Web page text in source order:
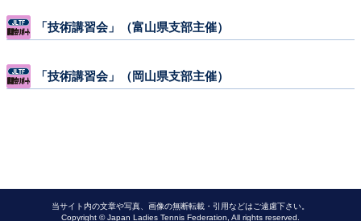
「技術講習会」（富山県支部主催）
「技術講習会」（岡山県支部主催）
当サイト内の文章や写真、画像の無断転載・引用などはご遠慮下さい。
Copyright © Japan Ladies Tennis Federation, All rights reserved.